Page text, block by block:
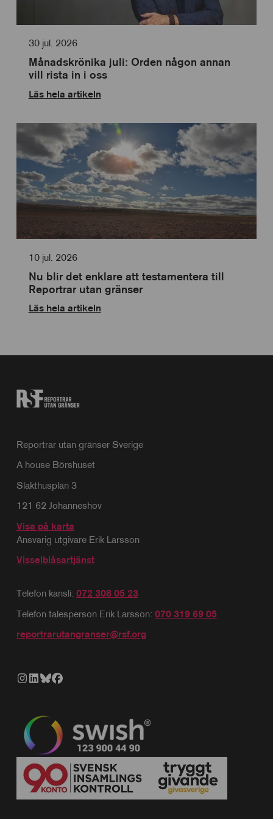
30 jul. 2026
Månadskrönika juli: Orden någon annan
vill rista in i oss
Läs hela artikeln
10 jul. 2026
Nu blir det enklare att testamentera till
Reportrar utan gränser
Läs hela artikeln
Reportrar utan gränser Sverige
A house Börshuset
Slakthusplan 3
121 62 Johanneshov
Visa på karta
Ansvarig utgivare Erik Larsson
Visselblåsartjänst
Telefon kansli: 072 308 05 23
Telefon talesperson Erik Larsson: 070 319 69 05
reportrarutangranser@rsf.org